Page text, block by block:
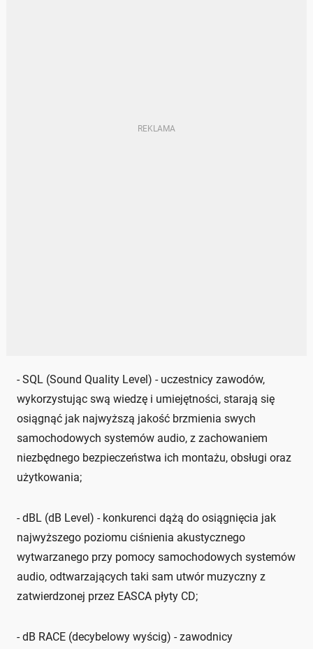
- SQL (Sound Quality Level) - uczestnicy zawodów,
wykorzystując swą wiedzę i umiejętności, starają się
osiągnąć jak najwyższą jakość brzmienia swych
samochodowych systemów audio, z zachowaniem
niezbędnego bezpieczeństwa ich montażu, obsługi oraz
użytkowania;
- dBL (dB Level) - konkurenci dążą do osiągnięcia jak
najwyższego poziomu ciśnienia akustycznego
wytwarzanego przy pomocy samochodowych systemów
audio, odtwarzających taki sam utwór muzyczny z
zatwierdzonej przez EASCA płyty CD;
- dB RACE (decybelowy wyścig) - zawodnicy